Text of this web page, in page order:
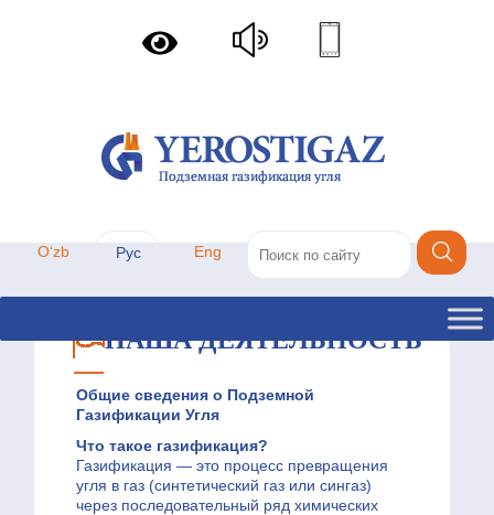
Oʻzb Рус Eng
НАША ДЕЯТЕЛЬНОСТЬ
Общие сведения о Подземной
Газификации Угля
Что такое газификация?
Газификация — это процесс превращения
угля в газ (синтетический газ или сингаз)
через последовательный ряд химических